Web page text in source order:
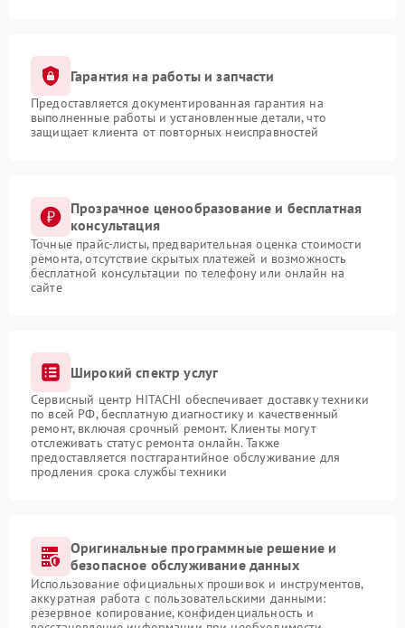
Гарантия на работы и запчасти
Предоставляется документированная гарантия на
выполненные работы и установленные детали, что
защищает клиента от повторных неисправностей
Прозрачное ценообразование и бесплатная
консультация
Точные прайс-листы, предварительная оценка стоимости
ремонта, отсутствие скрытых платежей и возможность
бесплатной консультации по телефону или онлайн на
сайте
Широкий спектр услуг
Сервисный центр HITACHI обеспечивает доставку техники
по всей РФ, бесплатную диагностику и качественный
ремонт, включая срочный ремонт. Клиенты могут
отслеживать статус ремонта онлайн. Также
предоставляется постгарантийное обслуживание для
продления срока службы техники
Оригинальные программные решение и
безопасное обслуживание данных
Использование официальных прошивок и инструментов,
аккуратная работа с пользовательскими данными:
резервное копирование, конфиденциальность и